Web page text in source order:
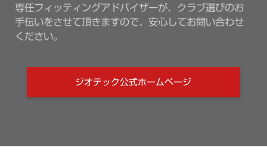
専任フィッティングアドバイザーが、クラブ選びのお
手伝いをさせて頂きますので、安心してお問い合わせ
ください。
ジオテック公式ホームページ